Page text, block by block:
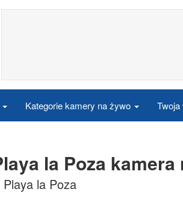
Kategorie kamery na żywo Twoja
la Poza kamera
la Poza